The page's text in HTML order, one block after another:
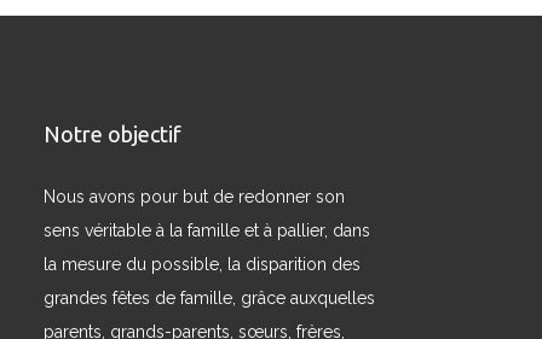
Notre objectif
Nous avons pour but de redonner son
sens véritable à la famille et à pallier, dans
la mesure du possible, la disparition des
grandes fêtes de famille, grâce auxquelles
parents, grands-parents, sœurs, frères,